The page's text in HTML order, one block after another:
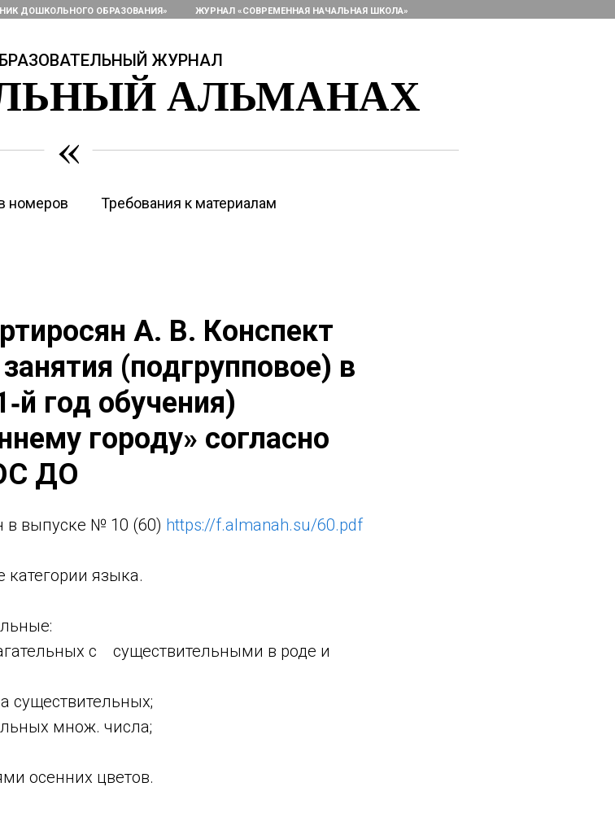
ДОШКОЛЬНОГО ОБРАЗОВАНИЯ» ЖУРНАЛ «СОВРЕМЕННАЯ НАЧАЛЬНАЯ ШКОЛА»
ЖУРНАЛ
АЛЬМАНАХ
«
номеров Требования к материалам
А. В. Конспект
(подгрупповое) в
год обучения)
городу» согласно
ДО
в выпуске № 10 (60) https://f.almanah.su/60.pdf
языка.
с существительными в роде и
существительных;
множ. числа;
осенних цветов.